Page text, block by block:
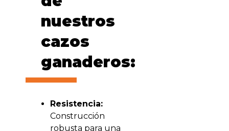
nuestros
cazos
ganaderos:
Resistencia:
Construcción
robusta para una